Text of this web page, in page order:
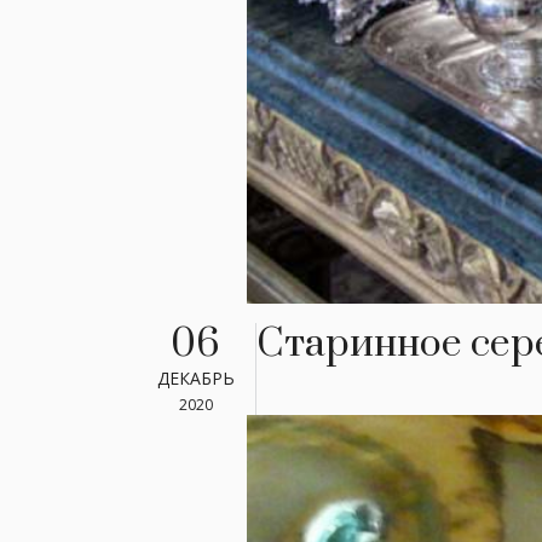
06
ДЕКАБРЬ
2020
Старинное